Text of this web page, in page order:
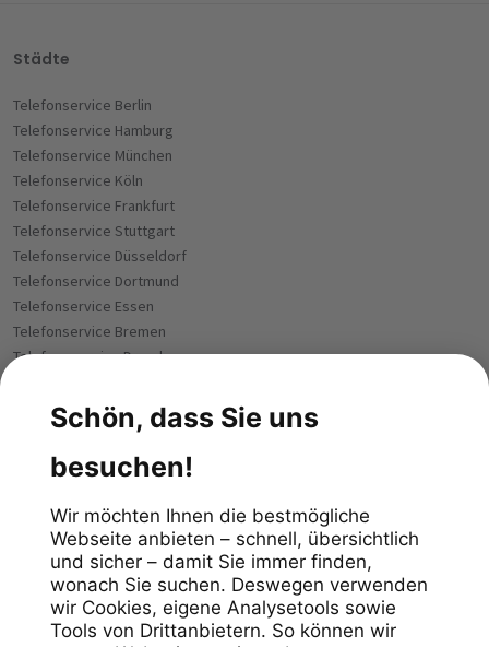
Städte
Telefonservice Berlin
Telefonservice Hamburg
Telefonservice München
Telefonservice Köln
Telefonservice Frankfurt
Telefonservice Stuttgart
Telefonservice Düsseldorf
Telefonservice Dortmund
Telefonservice Essen
Telefonservice Bremen
Telefoneservice Dresden
Telefonservice Hannover
Telefonservice Nürnberg
Telefonservice Duisburg
Telefonservice Bochum
Telefonservice Bielefeld
Telefonservice Wuppertal